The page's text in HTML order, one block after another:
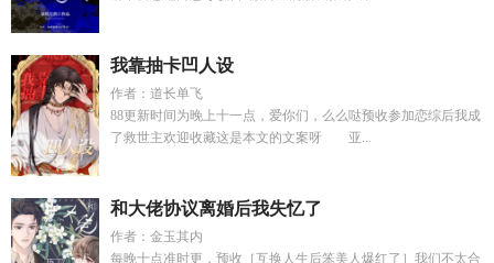
我靠抽卡凹人设
作者：道长单飞
88更新时间为晚上十一点，爱你们，么么哒预收参加恋综后我成
了救世主欢迎收藏这是本文的文案呀 亚...
和大佬协议离婚后我失忆了
作者：金玉其内
每晚十点准时更，预收［互换人生后笨美人爆红了］我们不太合